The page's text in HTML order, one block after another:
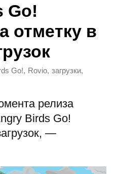
Go!
отметку в
Go!, Rovio, загрузки,
релиза
Birds Go!
—